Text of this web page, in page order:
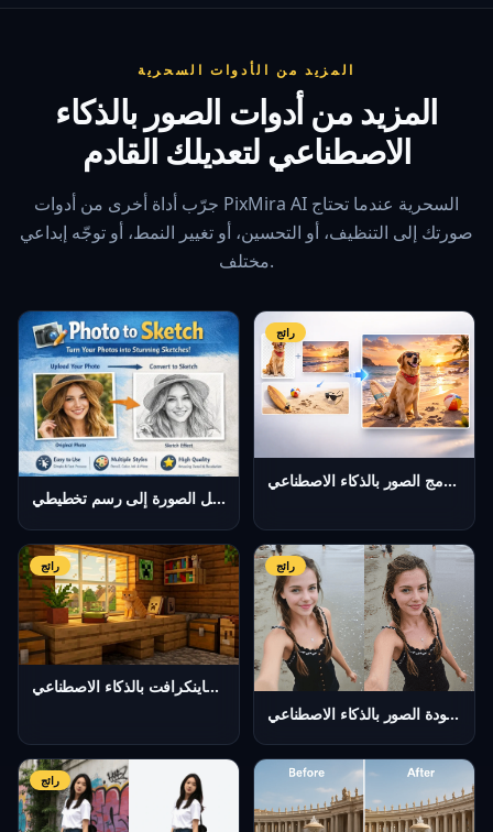
المزيد من الأدوات السحرية
المزيد من أدوات الصور بالذكاء
الاصطناعي لتعديلك القادم
جرّب أداة أخرى من أدوات PixMira AI السحرية عندما تحتاج
صورتك إلى التنظيف، أو التحسين، أو تغيير النمط، أو توجّه إبداعي
مختلف.
تحويل الصورة إلى رسم تخطيطي
رائج
أداة دمج الصور بالذكاء الاصطناعي
رائج
مولد أشكال ماينكرافت بالذكاء الاصطناعي
رائج
مُحسّن جودة الصور بالذكاء الاصطناعي
رائج